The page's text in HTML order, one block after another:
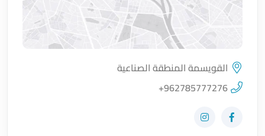
اضغط لتحميل الموقع
القويسمة المنطقة الصناعية
+962785777276
زيارة حساب المتجر على Facebook-f
زيارة حساب المتجر على Instagram